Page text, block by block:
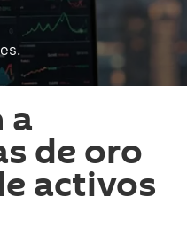
a
de oro
activos